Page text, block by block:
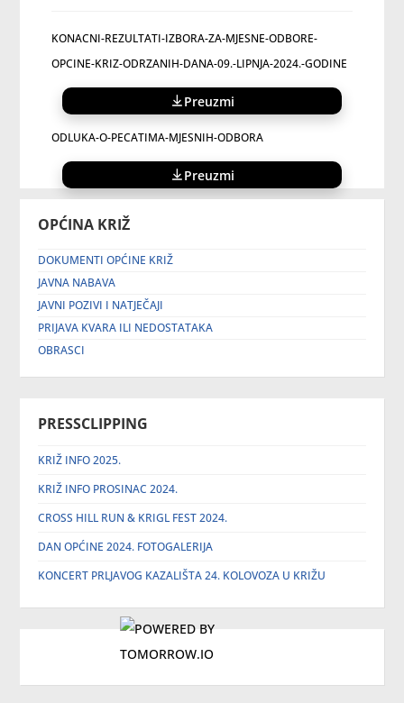
OPĆINA KRIŽ
DOKUMENTI OPĆINE KRIŽ
JAVNA NABAVA
JAVNI POZIVI I NATJEČAJI
PRIJAVA KVARA ILI NEDOSTATAKA
OBRASCI
PRESSCLIPPING
KRIŽ INFO 2025.
KRIŽ INFO PROSINAC 2024.
CROSS HILL RUN & KRIGL FEST 2024.
DAN OPĆINE 2024. FOTOGALERIJA
KONCERT PRLJAVOG KAZALIŠTA 24. KOLOVOZA U KRIŽU
KONACNI-REZULTATI-IZBORA-ZA-MJESNE-ODBORE-
OPCINE-KRIZ-ODRZANIH-DANA-09.-LIPNJA-2024.-GODINE
Preuzmi
ODLUKA-O-PECATIMA-MJESNIH-ODBORA
Preuzmi